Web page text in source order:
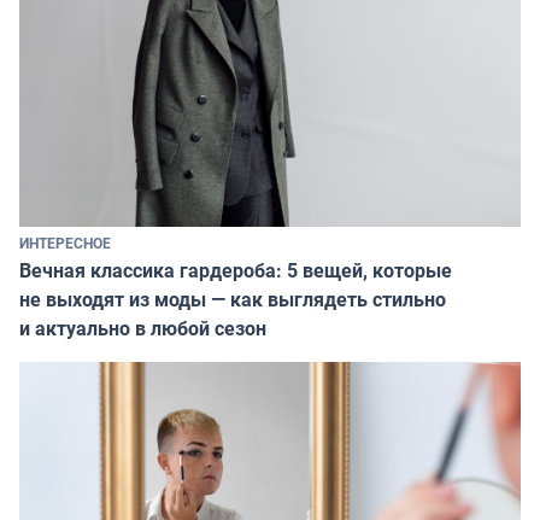
ИНТЕРЕСНОЕ
Вечная классика гардероба: 5 вещей, которые
не выходят из моды — как выглядеть стильно
и актуально в любой сезон